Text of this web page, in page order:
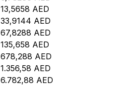
13,5658 AED
33,9144 AED
67,8288 AED
135,658 AED
678,288 AED
1.356,58 AED
6.782,88 AED